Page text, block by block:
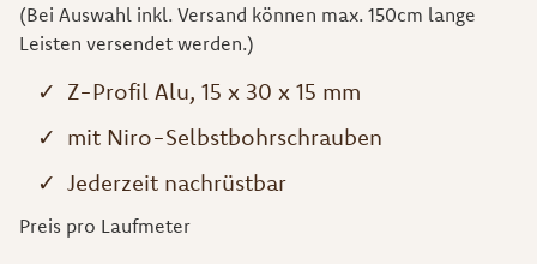
(Bei Auswahl inkl. Versand können max. 150cm lange
Leisten versendet werden.)
Z-Profil Alu, 15 x 30 x 15 mm
mit Niro-Selbstbohrschrauben
Jederzeit nachrüstbar
Preis pro Laufmeter